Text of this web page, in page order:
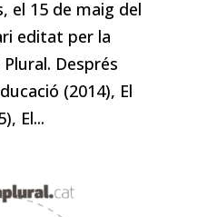
el 15 de maig del
editat per la
Després
(2014), El
El...